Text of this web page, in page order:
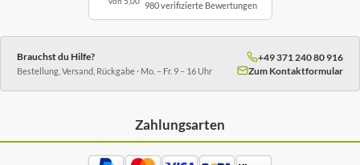
980 verifizierte Bewertungen
Brauchst du Hilfe?
Bestellung, Versand, Rückgabe · Mo. – Fr. 9 – 16 Uhr
+49 371 240 80 916
Zum Kontaktformular
Zahlungsarten